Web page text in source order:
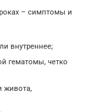
– симптомы и
внутреннее;
гематомы, четко
живота,